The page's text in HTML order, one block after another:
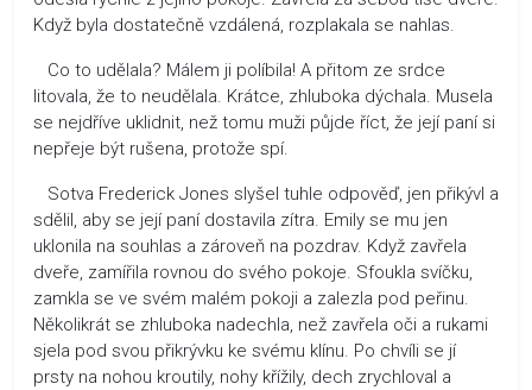
Když byla dostatečně vzdálená, rozplakala se nahlas.
Co to udělala? Málem ji políbila! A přitom ze srdce
litovala, že to neudělala. Krátce, zhluboka dýchala. Musela
se nejdříve uklidnit, než tomu muži půjde říct, že její paní si
nepřeje být rušena, protože spí.
Sotva Frederick Jones slyšel tuhle odpověď, jen přikývl a
sdělil, aby se její paní dostavila zítra. Emily se mu jen
uklonila na souhlas a zároveň na pozdrav. Když zavřela
dveře, zamířila rovnou do svého pokoje. Sfoukla svíčku,
zamkla se ve svém malém pokoji a zalezla pod peřinu.
Několikrát se zhluboka nadechla, než zavřela oči a rukami
sjela pod svou přikrývku ke svému klínu. Po chvíli se jí
prsty na nohou kroutily, nohy křížily, dech zrychloval a